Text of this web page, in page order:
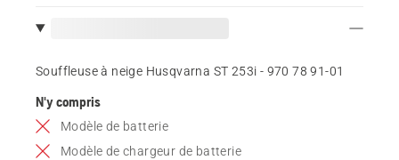
Souffleuse à neige Husqvarna ST 253i - 970 78 91‑01
N'y compris
Modèle de batterie
Modèle de chargeur de batterie